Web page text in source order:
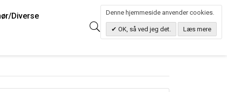
Diverse
Søg 0.00 DKK
Denne hjemmeside anvender cookies.
OK, så ved jeg det. Læs mere